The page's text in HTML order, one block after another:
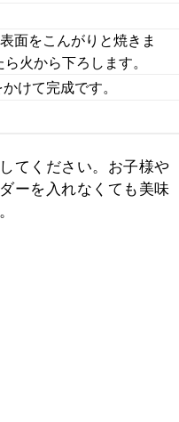
面をこんがりと焼きま
火から下ろします。
けて完成です。
てください。お子様や
ーを入れなくても美味